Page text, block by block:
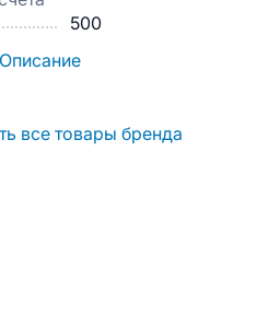
500
Описание
все товары бренда